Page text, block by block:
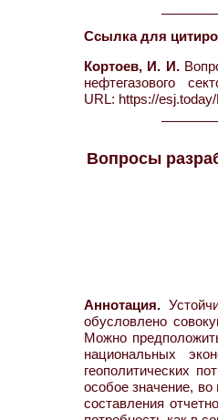
Ссылка для
Кортоев, И. И.
URL: https://
Вопросы
Аннотация.
обусловлено
Можно
национальных
геополитических
особое значение,
составления